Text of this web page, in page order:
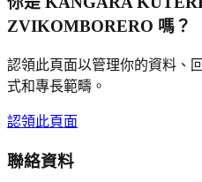
ZVIKOMBORERO 嗎？
認領此頁面以管理你的資料、
式和專長範疇。
認領此頁面
聯絡資料